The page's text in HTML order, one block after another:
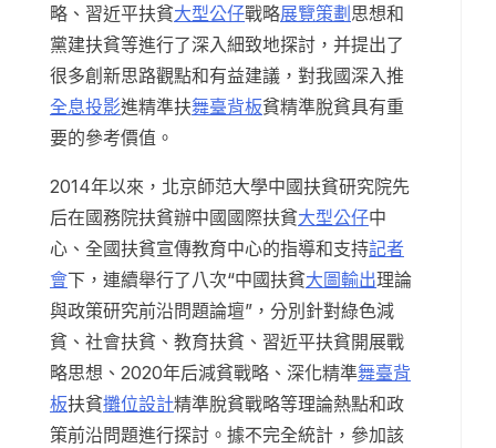
略、習近平扶貧大型公仔戰略展覽策劃思想和
黨建扶貧等進行了深入細致地探討，并提出了
很多創新思路觀點和有益建議，對我國深入推
全息投影進精準扶舞臺背板貧精準脫貧具有重
要的參考價值。
2014年以來，北京師范大學中國扶貧研究院先
后在國務院扶貧辦中國國際扶貧大型公仔中
心、全國扶貧宣傳教育中心的指導和支持記者
會下，連續舉行了八次“中國扶貧大圖輸出理論
與政策研究前沿問題論壇”，分別針對綠色減
貧、社會扶貧、教育扶貧、習近平扶貧開展戰
略思想、2020年后減貧戰略、深化精準舞臺背
板扶貧攤位設計精準脫貧戰略等理論熱點和政
策前沿問題進行探討。據不完全統計，參加該